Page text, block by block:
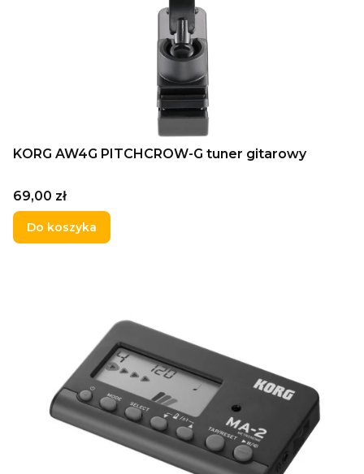
KORG AW4G PITCHCROW-G tuner gitarowy
Cena
69,00 zł
Do koszyka